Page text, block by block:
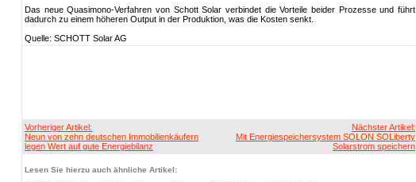
Das neue Quasimono-Verfahren von Schott Solar verbindet die Vorteile beider Prozesse und führt
dadurch zu einem höheren Output in der Produktion, was die Kosten senkt.
Quelle: SCHOTT Solar AG
Vorheriger Artikel:
Neun von zehn deutschen Immobilienkäufern
legen Wert auf gute Energiebilanz
Nächster Artikel:
Mit Energiespeichersystem SOLON SOLiberty
Solarstrom speichern
Lesen Sie hierzu auch ähnliche Artikel: